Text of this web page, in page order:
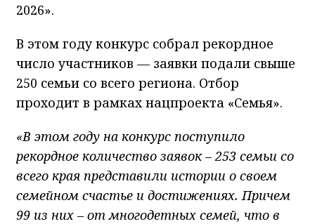
2026».
В этом году конкурс собрал рекордное
число участников — заявки подали свыше
250 семьи со всего региона. Отбор
проходит в рамках нацпроекта «Семья».
«В этом году на конкурс поступило
рекордное количество заявок – 253 семьи со
всего края представили истории о своем
семейном счастье и достижениях. Причем
99 из них – от многодетных семей, что в